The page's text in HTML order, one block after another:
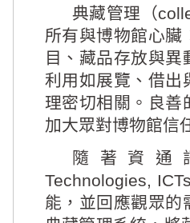
典藏管理（
所有與博物館心臟
目、藏品存放與
利用如展覽、借出
理密切相關。良善
加大眾對博物館信
隨著資通
Technologies,
能，並回應觀眾的